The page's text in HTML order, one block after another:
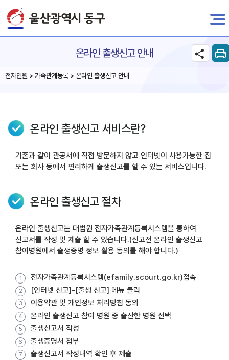
전자민원
온라인 출생신고 안내
전자민원 > 가족관계등록 > 온라인 출생신고 안내
온라인 출생신고 서비스란?
기존과 같이 관공서에 직접 방문하지 않고 인터넷이 사용가능한 집
또는 회사 등에서 편리하게 출생신고를 할 수 있는 서비스입니다.
온라인 출생신고 절차
온라인 출생신고는 대법원 전자가족관계등록시스템을 통하여
신고서를 작성 및 제출 할 수 있습니다.(신고전 온라인 출생신고
참여병원에서 출생증명 정보 활용 동의를 해야 합니다.)
전자가족관계등록시스템(efamily.scourt.go.kr)접속
[인터넷 신고]-[출생 신고] 메뉴 클릭
이용약관 및 개인정보 처리방침 동의
온라인 출생신고 참여 병원 중 출산한 병원 선택
출생신고서 작성
출생증명서 첨부
출생신고서 작성내역 확인 후 제출